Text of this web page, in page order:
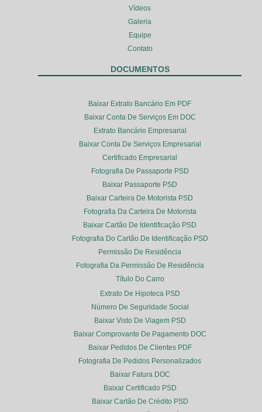
Vídeos
Galeria
Equipe
Contato
DOCUMENTOS
Baixar Extrato Bancário Em PDF
Baixar Conta De Serviços Em DOC
Extrato Bancário Empresarial
Baixar Conta De Serviços Empresarial
Certificado Empresarial
Fotografia De Passaporte PSD
Baixar Passaporte PSD
Baixar Carteira De Motorista PSD
Fotografia Da Carteira De Motorista
Baixar Cartão De Identificação PSD
Fotografia Do Cartão De Identificação PSD
Permissão De Residência
Fotografia Da Permissão De Residência
Título Do Carro
Extrato De Hipoteca PSD
Número De Seguridade Social
Baixar Visto De Viagem PSD
Baixar Comprovante De Pagamento DOC
Baixar Pedidos De Clientes PDF
Fotografia De Pedidos Personalizados
Baixar Fatura DOC
Baixar Certificado PSD
Baixar Cartão De Crédito PSD